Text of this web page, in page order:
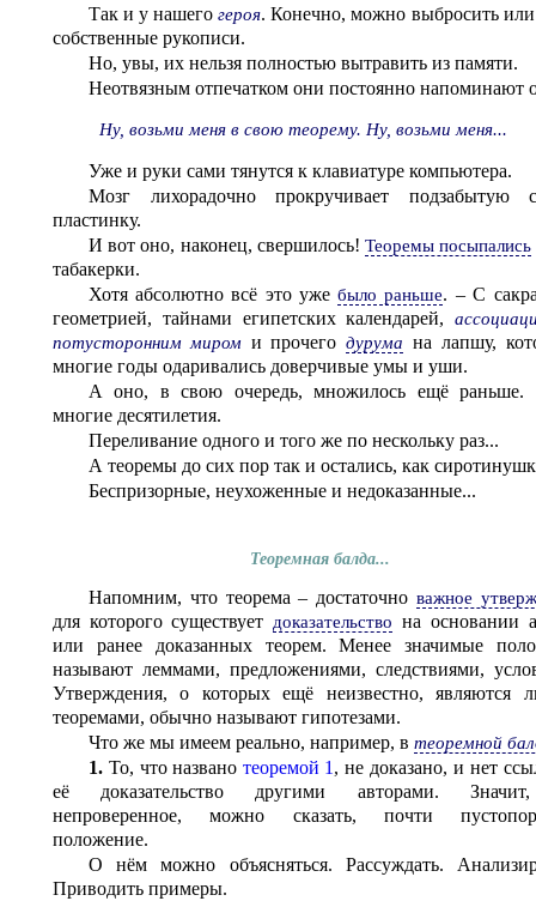
Так и у нашего героя. Конечно, можно выбросить
собственные рукописи.
Но, увы, их нельзя полностью вытравить из памяти.
Неотвязным отпечатком они постоянно напоминают
Ну, возьми меня в свою теорему. Ну, возьми меня...
Уже и руки сами тянутся к клавиатуре компьютера.
Мозг лихорадочно прокручивает подзабытую
пластинку.
И вот оно, наконец, свершилось! Теоремы посыпались
табакерки.
Хотя абсолютно всё это уже было раньше. – С
геометрией, тайнами египетских календарей,
потусторонним миром и прочего дурума на лапшу, которыми
многие годы одаривались доверчивые умы и уши.
А оно, в свою очередь, множилось ещё раньше.
многие десятилетия.
Переливание одного и того же по нескольку раз...
А теоремы до сих пор так и остались, как
Беспризорные, неухоженные и недоказанные...
Теоремная балда...
Напомним, что теорема – достаточно важное
для которого существует доказательство на основании
или ранее доказанных теорем. Менее значимые
называют леммами, предложениями, следствиями,
Утверждения, о которых ещё неизвестно, являются
теоремами, обычно называют гипотезами.
Что же мы имеем реально, например, в теоремной
1. То, что названо теоремой 1 , не доказано, и нет
её доказательство другими авторами.
непроверенное, можно сказать, почти
положение.
О нём можно объясняться. Рассуждать.
Приводить примеры.